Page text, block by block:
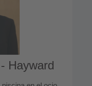
Hayward